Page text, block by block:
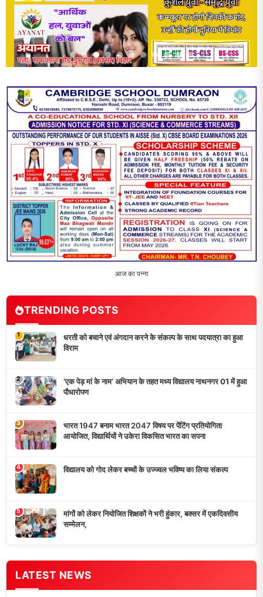
आज का पन्ना
TRENDING POSTS
1
धरती को बचाने एवं अंगदान करने के संकल्प के साथ पदयात्रा का हुआ
विराम
2
‘एक पेड़ मां के नाम’ अभियान के तहत मध्य विद्यालय नाथनगर 01 में हुआ
पौधारोपण
3
भारत 1947 बनाम भारत 2047 विषय पर पेंटिंग प्रतियोगिता
आयोजित, विद्यार्थियों ने उकेरा विकसित भारत का सपना
4 विद्यालय को गोद लेकर बच्चों के उज्ज्वल भविष्य का लिया संकल्प
5
मांगों को लेकर नियोजित शिक्षकों ने भरी हुंकार, बक्सर में एकदिवसीय
सम्मेलन,
LATEST NEWS